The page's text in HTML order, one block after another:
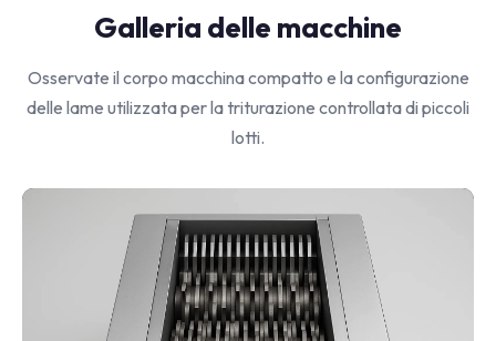
Galleria delle macchine
Osservate il corpo macchina compatto e la configurazione
delle lame utilizzata per la triturazione controllata di piccoli
lotti.